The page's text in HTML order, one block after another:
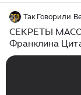
Так Говорили
СЕКРЕТЫ
Франклина